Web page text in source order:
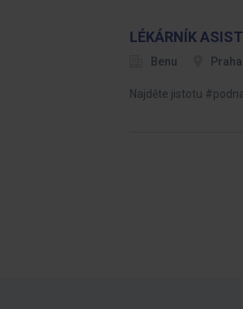
LÉKÁRNÍK
Benu
Najděte jistotu